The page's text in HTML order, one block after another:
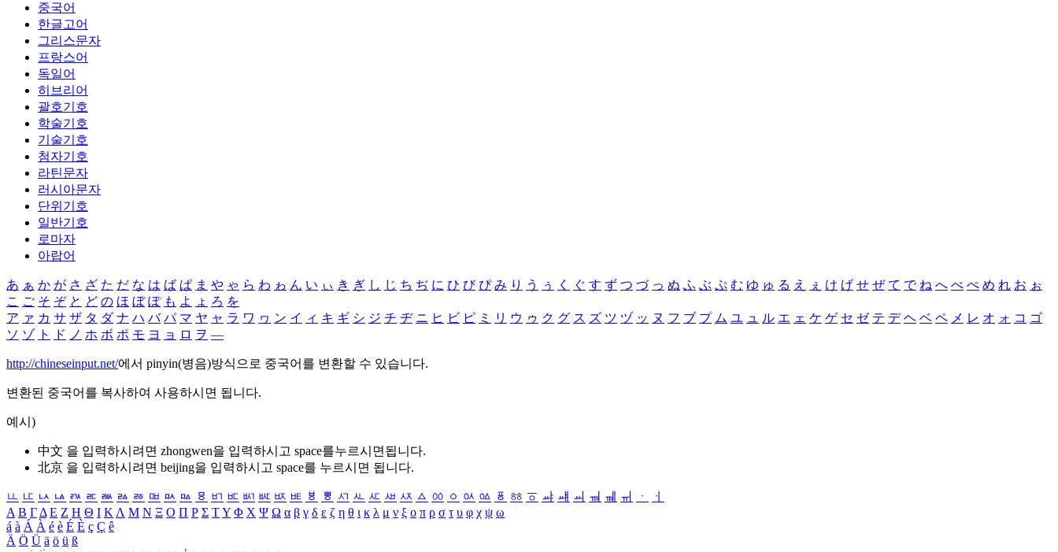
중국어
한글고어
그리스문자
프랑스어
독일어
히브리어
괄호기호
학술기호
기술기호
첨자기호
라틴문자
러시아문자
단위기호
일반기호
로마자
아랍어
あ ぁ か が さ ざ た だ な は ば ぱ ま や ゃ ら わ ゎ ん い ぃ き ぎ し じ ち ぢ に ひ び ぴ み り う ぅ く ぐ す ず つ づ っ ぬ ふ ぶ ぷ む ゆ ゅ る え ぇ け げ せ ぜ て で ね へ べ ぺ め れ お ぉ
こ ご そ ぞ と ど の ほ ぼ ぽ も よ ょ ろ を
ア ァ カ サ ザ タ ダ ナ ハ バ パ マ ヤ ャ ラ ワ ヮ ン イ ィ キ ギ シ ジ チ ヂ ニ ヒ ビ ピ ミ リ ウ ゥ ク グ ス ズ ツ ヅ ッ ヌ フ ブ プ ム ユ ュ ル エ ェ ケ ゲ セ ゼ テ デ ヘ ベ ペ メ レ オ ォ コ ゴ
ソ ゾ ト ド ノ ホ ボ ポ モ ヨ ョ ロ ヲ ―
http://chineseinput.net/에서 pinyin(병음)방식으로 중국어를 변환할 수 있습니다.
변환된 중국어를 복사하여 사용하시면 됩니다.
예시)
中文 을 입력하시려면 zhongwen을 입력하시고 space를누르시면됩니다.
北京 을 입력하시려면 beijing을 입력하시고 space를 누르시면 됩니다.
ㅥ ㅦ ㅧ ㅨ ㅩ ㅪ ㅫ ㅬ ㅭ ㅮ ㅯ ㅰ ㅱ ㅲ ㅳ ㅴ ㅵ ㅶ ㅷ ㅸ ㅹ ㅺ ㅻ ㅼ ㅽ ㅾ ㅿ ㆀ ㆁ ㆂ ㆃ ㆄ ㆅ ㆆ ㆇ ㆈ ㆉ ㆊ ㆋ ㆌ ㆍ
ㆎ
Α Β ΓΔ Ε Ζ Η Θ Ι ΚΛ Μ Ν Ξ Ο Π Ρ Σ ΤΥ Φ Χ Ψ Ω α β γ δ ε ζ η θ ι κ λ μ ν ξ ο π ρ σ τ υ φ χ ψ ω
á à Á À é è É È ç Ç ê
Ä Ö Ü ä ö ü ß